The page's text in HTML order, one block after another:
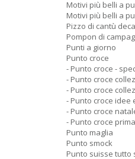
Motivi più belli a
Motivi più belli a
Pizzo di cantù
Pompon di
Punti a giorno
Punto croce
- Punto croce -
- Punto croce
- Punto croce
- Punto croce idee
- Punto croce
- Punto croce
Punto maglia
Punto smock
Punto suisse tutto